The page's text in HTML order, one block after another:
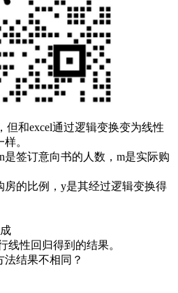
但和excel通过逻辑变换变为线性
。
签订意向书的人数，m是实际购
的比例，y是其经过逻辑变换得
线性回归得到的结果。
结果不相同？